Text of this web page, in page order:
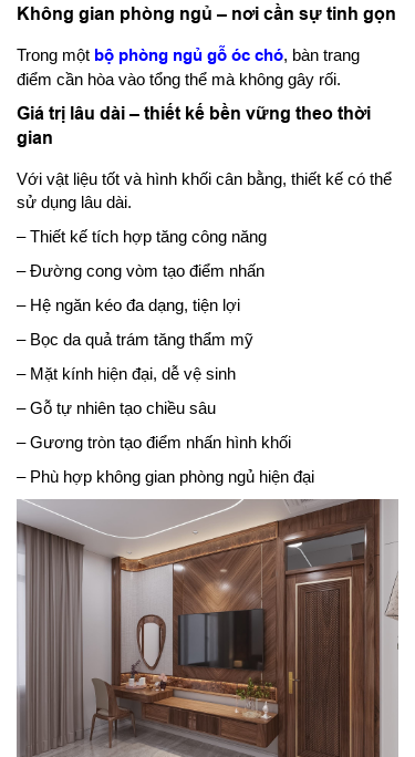
Không gian phòng ngủ – nơi cần sự tinh gọn
Trong một bộ phòng ngủ gỗ óc chó, bàn trang
điểm cần hòa vào tổng thể mà không gây rối.
Giá trị lâu dài – thiết kế bền vững theo thời
gian
Với vật liệu tốt và hình khối cân bằng, thiết kế có thể
sử dụng lâu dài.
– Thiết kế tích hợp tăng công năng
– Đường cong vòm tạo điểm nhấn
– Hệ ngăn kéo đa dạng, tiện lợi
– Bọc da quả trám tăng thẩm mỹ
– Mặt kính hiện đại, dễ vệ sinh
– Gỗ tự nhiên tạo chiều sâu
– Gương tròn tạo điểm nhấn hình khối
– Phù hợp không gian phòng ngủ hiện đại